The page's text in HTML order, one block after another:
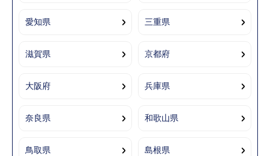
愛知県 三重県
滋賀県 京都府
大阪府 兵庫県
奈良県 和歌山県
鳥取県 島根県